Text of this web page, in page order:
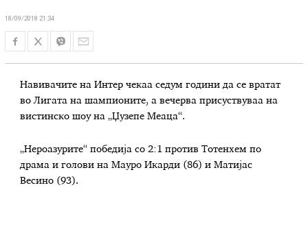
18/09/2018 21:34
Навивачите на Интер чекаа седум години да се вратат
во Лигата на шампионите, а вечерва присуствуваа на
вистинско шоу на „Џузепе Меаца“.
„Нероазурите“ победија со 2:1 против Тотенхем по
драма и голови на Мауро Икарди (86) и Матијас
Весино (93).